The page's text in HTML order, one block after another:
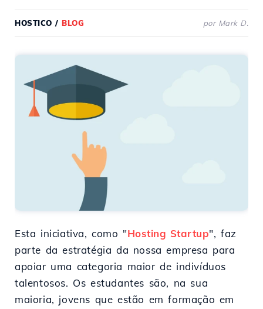
HOSTICO / BLOG por Mark D.
Esta iniciativa, como "Hosting Startup", faz
parte da estratégia da nossa empresa para
apoiar uma categoria maior de indivíduos
talentosos. Os estudantes são, na sua
maioria, jovens que estão em formação em